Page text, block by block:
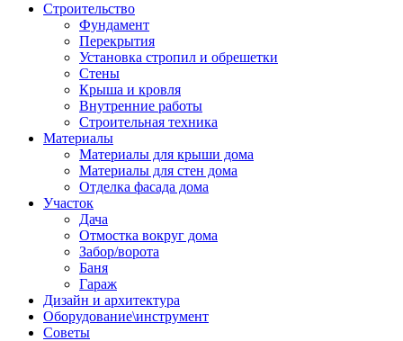
Строительство
Фундамент
Перекрытия
Установка стропил и обрешетки
Стены
Крыша и кровля
Внутренние работы
Строительная техника
Материалы
Материалы для крыши дома
Материалы для стен дома
Отделка фасада дома
Участок
Дача
Отмостка вокруг дома
Забор/ворота
Баня
Гараж
Дизайн и архитектура
Оборудование\инструмент
Советы